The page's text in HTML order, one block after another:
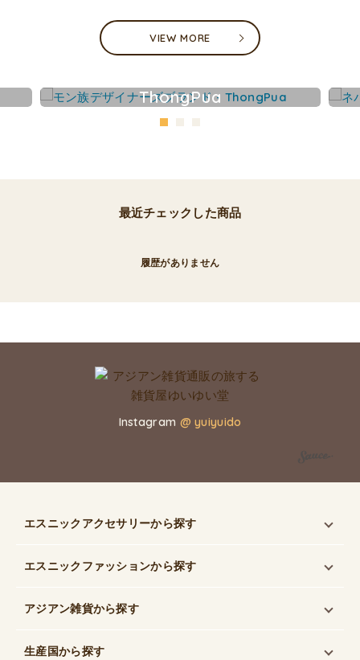
VIEW MORE
ThongPua
最近チェックした商品
履歴がありません
Instagram @ yuiyuido
エスニックアクセサリーから探す
エスニックファッションから探す
アジアン雑貨から探す
生産国から探す